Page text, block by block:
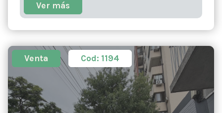
Ver más
Venta Cod: 1194